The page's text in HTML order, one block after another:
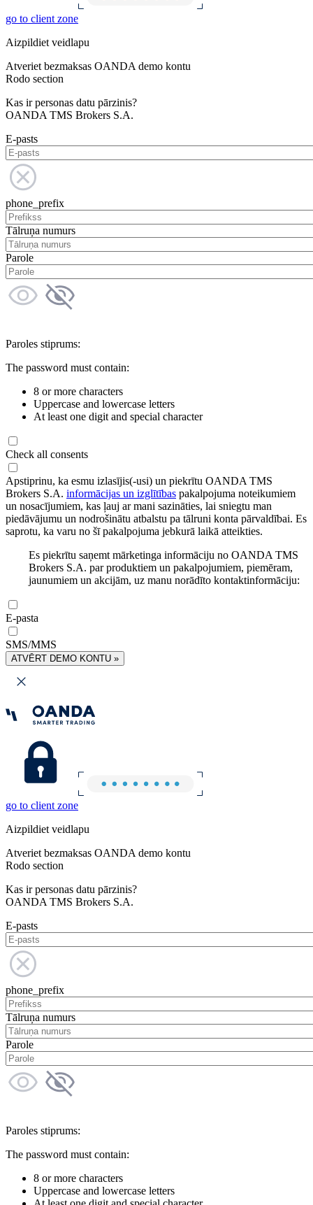
go to client zone
Aizpildiet veidlapu
Atveriet bezmaksas OANDA demo kontu
Rodo section
Kas ir personas datu pārzinis?
OANDA TMS Brokers S.A.
E-pasts
phone_prefix
Tālruņa numurs
Parole
Paroles stiprums:
The password must contain:
8 or more characters
Uppercase and lowercase letters
At least one digit and special character
Check all consents
Apstiprinu, ka esmu izlasījis(-usi) un piekrītu OANDA TMS
Brokers S.A. informācijas un izglītības pakalpojuma noteikumiem
un nosacījumiem, kas ļauj ar mani sazināties, lai sniegtu man
piedāvājumu un nodrošinātu atbalstu pa tālruni konta pārvaldībai. Es
saprotu, ka varu no šī pakalpojuma jebkurā laikā atteikties.
Es piekrītu saņemt mārketinga informāciju no OANDA TMS
Brokers S.A. par produktiem un pakalpojumiem, piemēram,
jaunumiem un akcijām, uz manu norādīto kontaktinformāciju:
E-pasta
SMS/MMS
ATVĒRT DEMO KONTU »
go to client zone
Aizpildiet veidlapu
Atveriet bezmaksas OANDA demo kontu
Rodo section
Kas ir personas datu pārzinis?
OANDA TMS Brokers S.A.
E-pasts
phone_prefix
Tālruņa numurs
Parole
Paroles stiprums:
The password must contain:
8 or more characters
Uppercase and lowercase letters